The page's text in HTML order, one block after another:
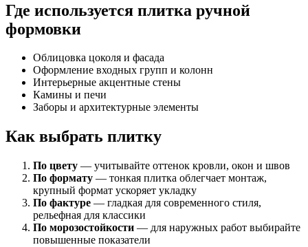
Где используется плитка ручной
формовки
Облицовка цоколя и фасада
Оформление входных групп и колонн
Интерьерные акцентные стены
Камины и печи
Заборы и архитектурные элементы
Как выбрать плитку
По цвету — учитывайте оттенок кровли, окон и швов
По формату — тонкая плитка облегчает монтаж,
крупный формат ускоряет укладку
По фактуре — гладкая для современного стиля,
рельефная для классики
По морозостойкости — для наружных работ выбирайте
повышенные показатели